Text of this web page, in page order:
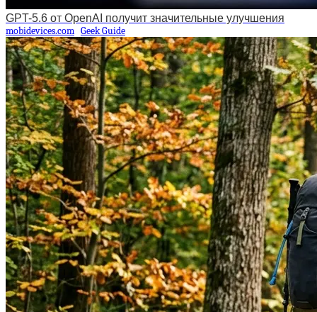
GPT-5.6 от OpenAI получит значительные улучшения
mobidevices.com Geek Guide